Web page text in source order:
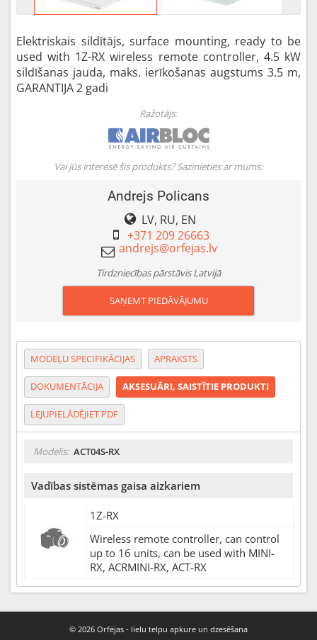
Elektriskais sildītājs, surface mounting, ready to be
used with 1Z-RX wireless remote controller, 4.5 kW
sildīšanas jauda, maks. ierīkošanas augstums 3.5 m,
GARANTIJA 2 gadi
Ražotājs:
Vai jūs interesē šis produkts? Sazinieties ar mums:
Andrejs Policans
LV, RU, EN
+371 209 26663
Tirdzniecības pārstāvis Latvijā
SAŅEMT PIEDĀVĀJUMU
MODEĻU SPECIFIKĀCIJAS APRAKSTS
DOKUMENTĀCIJA AKSESUĀRI, SAISTĪTIE PRODUKTI
LEJUPIELĀDĒJIET PDF
Modelis: ACT04S-RX
Vadības sistēmas gaisa aizkariem
1Z-RX
Wireless remote controller, can control
up to 16 units, can be used with MINI-
RX, ACRMINI-RX, ACT-RX
© 2026 Orfėjas - lielu telpu apkure un dzesēšana